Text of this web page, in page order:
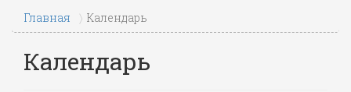
Главная Календарь
Календарь